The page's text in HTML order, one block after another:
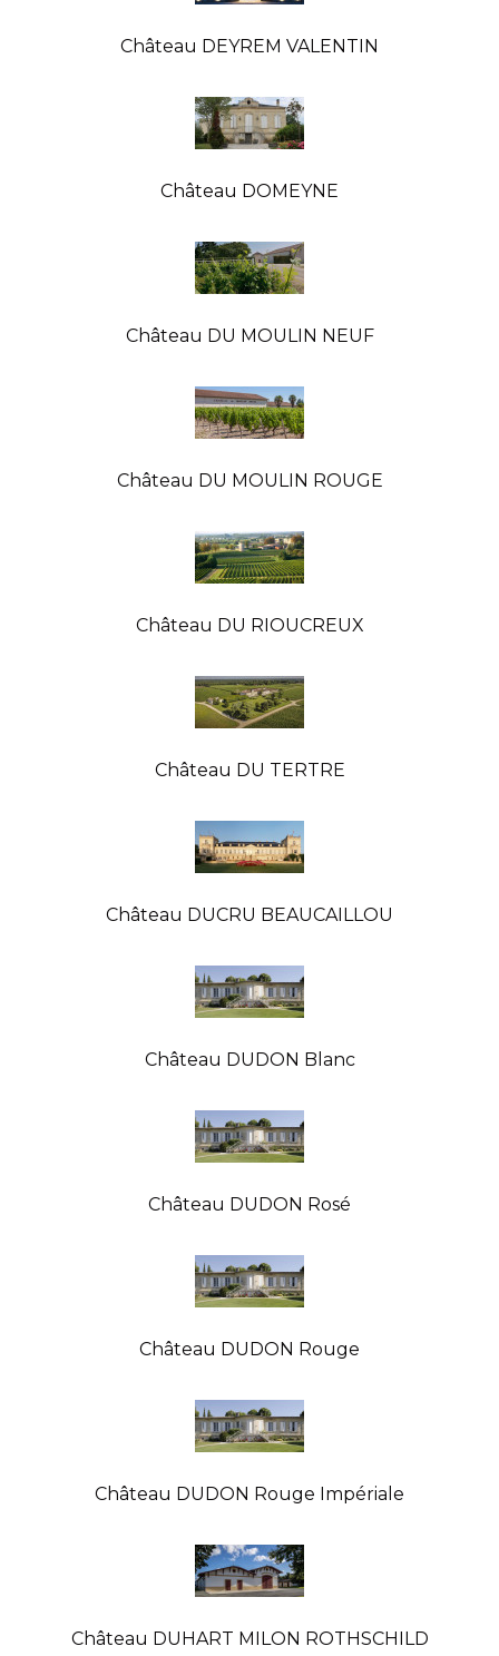
Château DEYREM VALENTIN
Château DOMEYNE
Château DU MOULIN NEUF
Château DU MOULIN ROUGE
Château DU RIOUCREUX
Château DU TERTRE
Château DUCRU BEAUCAILLOU
Château DUDON Blanc
Château DUDON Rosé
Château DUDON Rouge
Château DUDON Rouge Impériale
Château DUHART MILON ROTHSCHILD